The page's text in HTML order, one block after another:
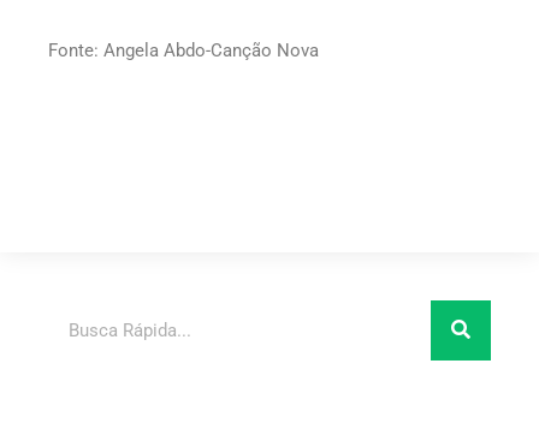
Fonte: Angela Abdo-Canção Nova